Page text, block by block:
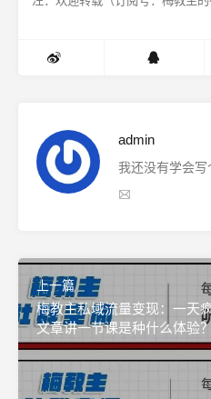
admin
我还没有学会写
上一篇
梅教主私域流量变现：一天
文章讲一节课是种什么体验